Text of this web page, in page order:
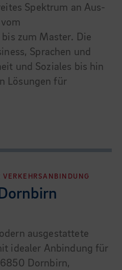
Spektrum an Aus-
zum Master. Die
Sprachen und
und Soziales bis hin
Lösungen für
ausgestattete
idealer Anbindung für
Dornbirn,